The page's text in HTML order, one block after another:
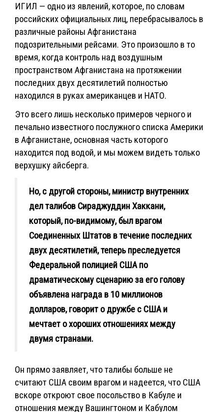
ИГИЛ — одно из явлений, которое, по словам
российских официальных лиц, перебрасывалось в
различные районы Афганистана
подозрительными рейсами. Это произошло в то
время, когда контроль над воздушным
пространством Афганистана на протяжении
последних двух десятилетий полностью
находился в руках американцев и НАТО.
Это всего лишь несколько примеров черного и
печально известного послужного списка Америки
в Афганистане, основная часть которого
находится под водой, и мы можем видеть только
верхушку айсберга.
Но, с другой стороны, министр внутренних
дел талибов Сираджуддин Хаккани,
который, по-видимому, был врагом
Соединенных Штатов в течение последних
двух десятилетий, теперь преследуется
Федеральной полицией США по
драматическому сценарию за его голову
объявлена награда в 10 миллионов
долларов, говорит о дружбе с США и
мечтает о хороших отношениях между
двумя странами.
Он прямо заявляет, что талибы больше не
считают США своим врагом и надеется, что США
вскоре откроют свое посольство в Кабуле и
отношения между Вашингтоном и Кабулом